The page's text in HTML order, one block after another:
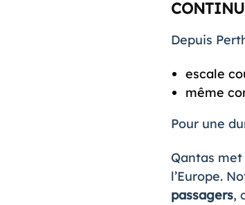
Depuis
escale
même
Pour une
Qantas
l’Europe.
passagers,